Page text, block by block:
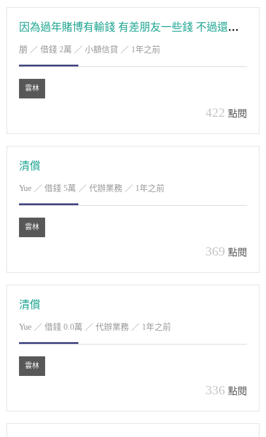
因為過年賭博有輸錢 有差朋友一些錢 不過還是不希望跟朋友有金錢糾紛 免得日後難相看
朋 ／ 借錢 2萬 ／ 小額信貸 ／ 1年之前
雲林
422 點閱
清償
Yue ／ 借錢 5萬 ／ 代辦業務 ／ 1年之前
雲林
369 點閱
清償
Yue ／ 借錢 0.0萬 ／ 代辦業務 ／ 1年之前
雲林
336 點閱